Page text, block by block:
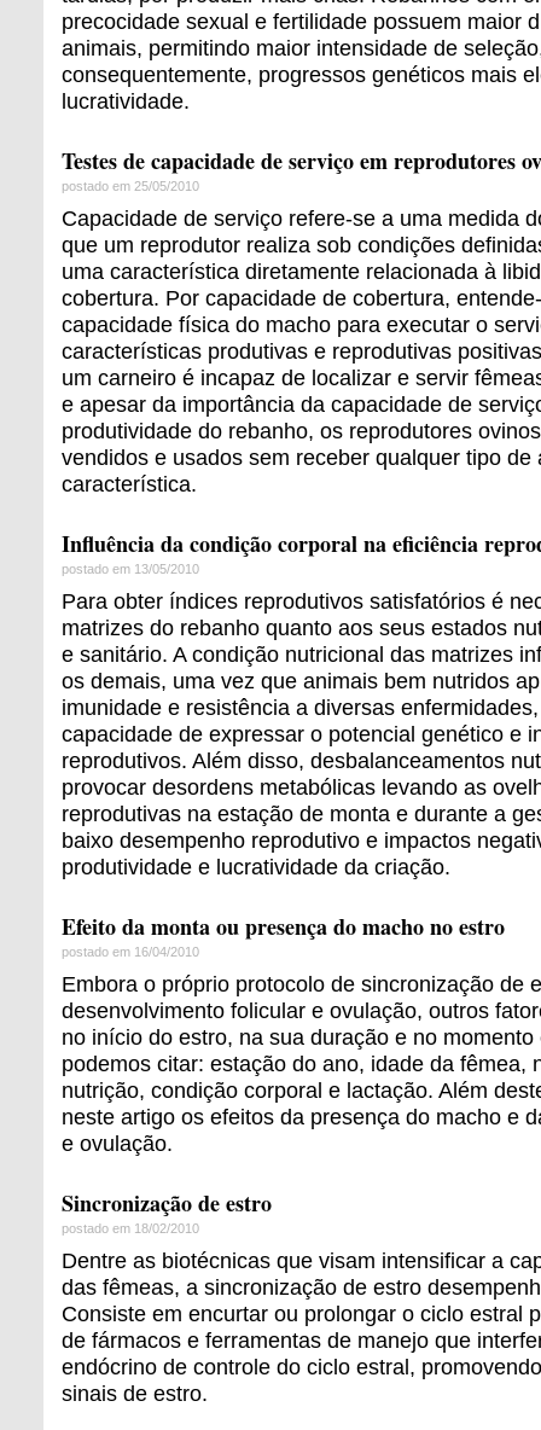
precocidade sexual e fertilidade possuem maior
animais, permitindo maior intensidade de
consequentemente, progressos genéticos mais
lucratividade.
Testes de capacidade de serviço em reprodutores
postado em 25/05/2010
Capacidade de serviço refere-se a uma medida
que um reprodutor realiza sob condições
uma característica diretamente relacionada à
cobertura. Por capacidade de cobertura,
capacidade física do macho para executar o
características produtivas e reprodutivas
um carneiro é incapaz de localizar e servir
e apesar da importância da capacidade de
produtividade do rebanho, os reprodutores
vendidos e usados sem receber qualquer tipo de
característica.
Influência da condição corporal na eficiência
postado em 13/05/2010
Para obter índices reprodutivos satisfatórios é
matrizes do rebanho quanto aos seus estados
e sanitário. A condição nutricional das matrizes
os demais, uma vez que animais bem nutridos
imunidade e resistência a diversas
capacidade de expressar o potencial genético e
reprodutivos. Além disso, desbalanceamentos
provocar desordens metabólicas levando as
reprodutivas na estação de monta e durante a
baixo desempenho reprodutivo e impactos
produtividade e lucratividade da criação.
Efeito da monta ou presença do macho no estro
postado em 16/04/2010
Embora o próprio protocolo de sincronização de
desenvolvimento folicular e ovulação, outros
no início do estro, na sua duração e no
podemos citar: estação do ano, idade da fêmea,
nutrição, condição corporal e lactação. Além
neste artigo os efeitos da presença do macho e
e ovulação.
Sincronização de estro
postado em 18/02/2010
Dentre as biotécnicas que visam intensificar a
das fêmeas, a sincronização de estro
Consiste em encurtar ou prolongar o ciclo estral
de fármacos e ferramentas de manejo que
endócrino de controle do ciclo estral,
sinais de estro.